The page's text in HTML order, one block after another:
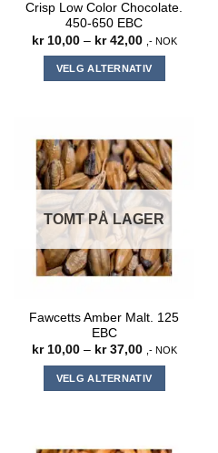
Crisp Low Color Chocolate.
450-650 EBC
kr10,00 – kr42,00Prisområde:
kr 10,00
til
kr 42,00
,- NOK
VELG ALTERNATIV
flere
varianter.
Alternativene
kan
velges
produktsiden
TOMT PÅ LAGER
Fawcetts Amber Malt. 125
EBC
kr10,00 – kr37,00Prisområde:
til
kr 37,00
,- NOK
VELG ALTERNATIV